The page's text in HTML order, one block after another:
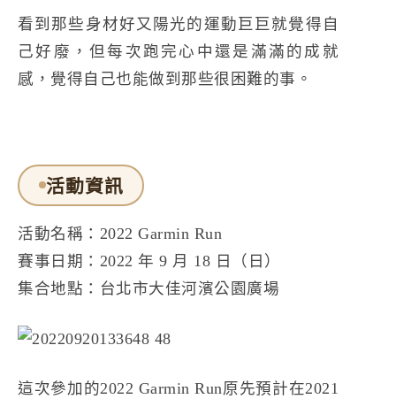
看到那些身材好又陽光的運動巨巨就覺得自
己好廢，但每次跑完心中還是滿滿的成就
感，覺得自己也能做到那些很困難的事。
活動資訊
活動名稱： 2022 Garmin Run
賽事日期：2022 年 9 月 18 日（日）
集合地點：台北市大佳河濱公園廣場
這次參加的2022 Garmin Run原先預計在2021